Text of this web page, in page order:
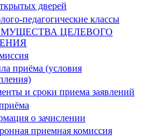
дверей
педагогические классы
ЦЕЛЕВОГО
приёма (условия
и сроки приема заявлений
о зачислении
приемная комиссия